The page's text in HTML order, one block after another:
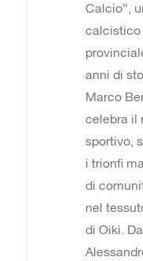
Calcio”,
calcistico
anni di
Marco
celebra il
sportivo,
i trionfi
di
nel
di Oiki.